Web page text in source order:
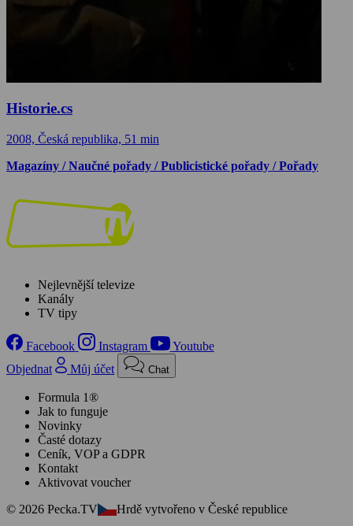
Historie.cs
2008, Česká republika, 51 min
Magazíny / Naučné pořady / Publicistické pořady / Pořady
Nejlevnější televize
Kanály
TV tipy
Facebook Instagram
Youtube
Objednat
Můj účet Chat
Formula 1®
Jak to funguje
Novinky
Časté dotazy
Ceník, VOP a GDPR
Kontakt
Aktivovat voucher
© 2026 Pecka.TV
Hrdě vytvořeno v České republice